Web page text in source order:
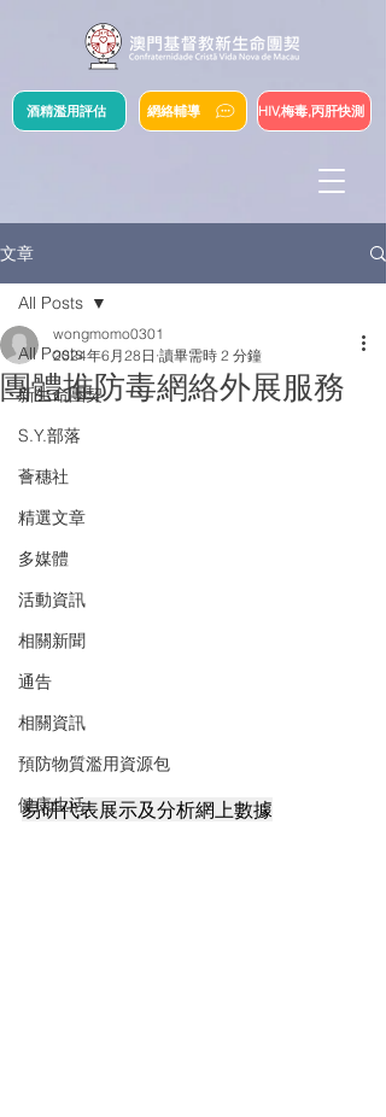
網絡輔導
酒精濫用評估 HIV,梅毒,丙肝快測
文章
All Posts
新生命團契
S.Y.部落
薈穗社
精選文章
多媒體
活動資訊
相關新聞
通告
相關資訊
預防物質濫用資源包
健康生活
All Posts
團體推防毒網絡外展服務
wongmomo0301
2024年6月28日 讀畢需時 2 分鐘
易研代表展示及分析網上數據